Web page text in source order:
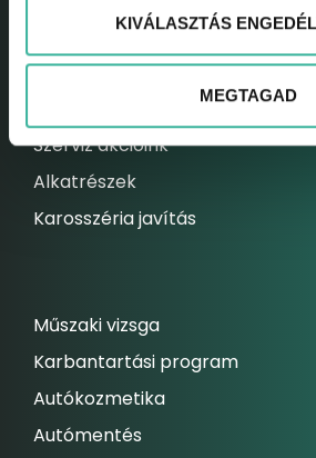
KIVÁLASZTÁS
MEGTAGAD
Elektromos autó szerviz
Kárrendezési centrum
Állandó szolgáltatásaink
Szerviz akcióink
Alkatrészek
Karosszéria javítás
Műszaki vizsga
Karbantartási program
Autókozmetika
Autómentés